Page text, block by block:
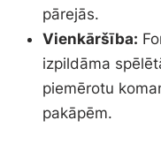
pārejās.
Vienkāršība:
izpildāma
piemērotu
pakāpēm.